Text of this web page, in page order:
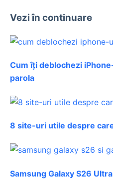
Vezi în continuare
Cum îți deblochezi
parola
8 site-uri utile despre
Samsung Galaxy S26 Ultra